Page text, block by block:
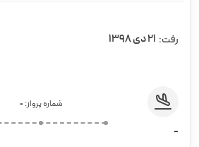
رفت: 21 دی 1398
-
شماره پرواز: -